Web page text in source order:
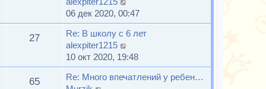
и
ю
о
б
н
и
н
е
с
о
л
н
е
т
и
п
о
с
л
е
е
р
е
т
к
06 дек 2020, 00:47
27
Re: В школу с 6 лет
alexpiter1215
е
р
е
10 окт 2020, 19:48
65
Re: Много впечатлений у ребен…